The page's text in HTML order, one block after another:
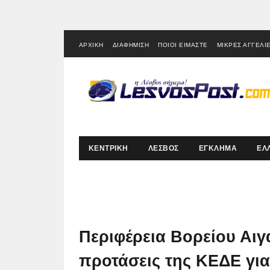
ΑΡΧΙΚΗ ΔΙΑΦΗΜΙΣΗ ΠΟΙΟΙ ΕΙΜΑΣΤΕ ΜΙΚΡΕΣ
ΚΕΝΤΡΙΚΗ ΛΕΣΒΟΣ ΕΓΚΛΗΜΑ
Περιφέρεια Βορείου
προτάσεις της ΚΕΔΕ